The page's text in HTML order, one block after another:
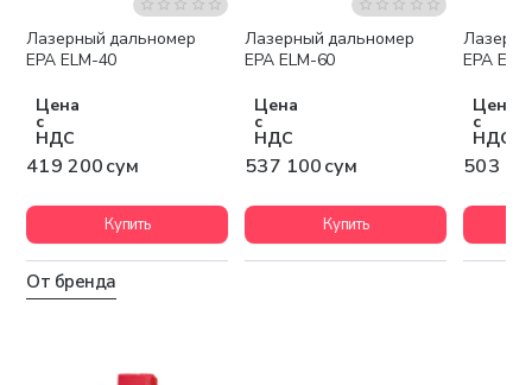
Лазерный дальномер
EPA ELM-40
Цена
с
НДС
419 200 сум
Купить
Лазерный дальномер
EPA ELM-60
Цена
с
НДС
537 100 сум
Купить
EPA
Цена
с
НДС
503
От бренда